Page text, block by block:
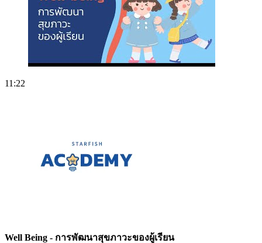
11:22
Well Being - การพัฒนาสุขภาวะของผู้เรียน